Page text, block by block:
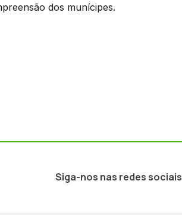
dos munícipes.
Siga-nos nas redes sociais